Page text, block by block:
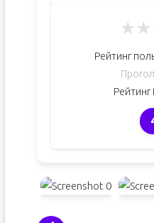
★★
Рейтинг
Рейтинг